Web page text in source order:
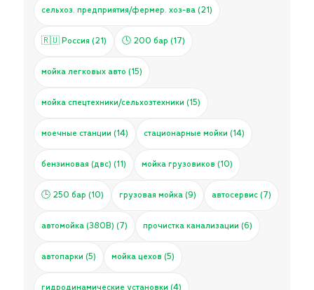
сельхоз. предприятия/фермер. хоз-ва (21)
🇷🇺 Россия (21) 🕓 200 бар (17)
мойка легковых авто (15)
мойка спецтехники/сельхозтехники (15)
моечные станции (14) стационарные мойки (14)
бензиновая (двс) (11) мойка грузовиков (10)
🕒 250 бар (10) грузовая мойка (9) автосервис (7)
автомойка (380В) (7) прочистка канализации (6)
автопарки (5) мойка цехов (5)
гидродинамические установки (4)